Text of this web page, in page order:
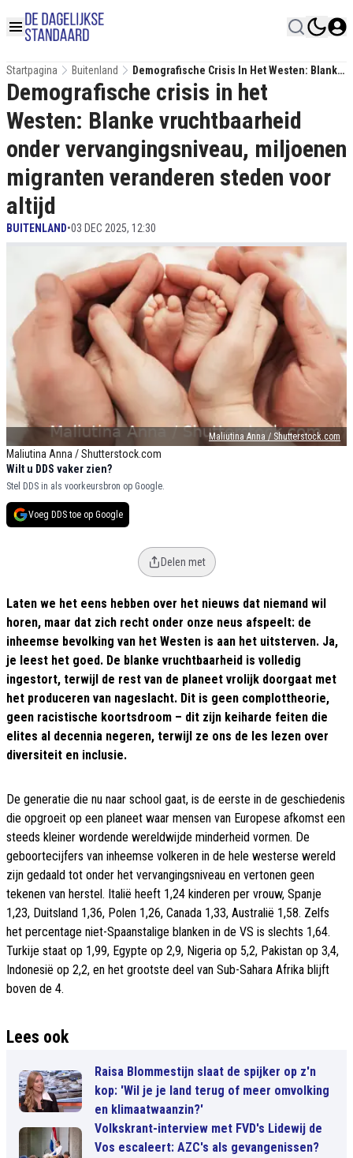
Startpagina Buitenland
Demografische Crisis In Het Westen: Blanke
Vruchtbaarheid Onder Vervangingsniveau,
Miljoenen Migranten Veranderen Steden
Voor Altijd
Maliutina Anna / Shutterstock.com
Maliutina Anna / Shutterstock.com
Demografische crisis in het
Westen: Blanke vruchtbaarheid
onder vervangingsniveau, miljoenen
migranten veranderen steden voor
altijd
BUITENLAND•03 DEC 2025, 12:30
Wilt u DDS vaker zien?
Stel DDS in als voorkeursbron op Google.
Voeg DDS toe op Google
Delen met
Laten we het eens hebben over het nieuws dat niemand wil
horen, maar dat zich recht onder onze neus afspeelt: de
inheemse bevolking van het Westen is aan het uitsterven. Ja,
je leest het goed. De blanke vruchtbaarheid is volledig
ingestort, terwijl de rest van de planeet vrolijk doorgaat met
het produceren van nageslacht. Dit is geen complottheorie,
geen racistische koortsdroom – dit zijn keiharde feiten die
elites al decennia negeren, terwijl ze ons de les lezen over
diversiteit en inclusie.
De generatie die nu naar school gaat, is de eerste in de geschiedenis
die opgroeit op een planeet waar mensen van Europese afkomst een
steeds kleiner wordende wereldwijde minderheid vormen. De
geboortecijfers van inheemse volkeren in de hele westerse wereld
zijn gedaald tot onder het vervangingsniveau en vertonen geen
tekenen van herstel. Italië heeft 1,24 kinderen per vrouw, Spanje
1,23, Duitsland 1,36, Polen 1,26, Canada 1,33, Australië 1,58. Zelfs
het percentage niet-Spaanstalige blanken in de VS is slechts 1,64.
Turkije staat op 1,99, Egypte op 2,9, Nigeria op 5,2, Pakistan op 3,4,
Indonesië op 2,2, en het grootste deel van Sub-Sahara Afrika blijft
boven de 4.
Lees ook
Raisa Blommestijn slaat de spijker op z'n
kop: 'Wil je je land terug of meer omvolking
en klimaatwaanzin?'
Volkskrant-interview met FVD's Lidewij de
Vos escaleert: AZC's als gevangenissen?